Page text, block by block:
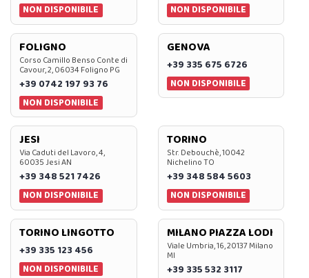
NON DISPONIBILE
NON DISPONIBILE
FOLIGNO
Corso Camillo Benso Conte di
Cavour, 2, 06034 Foligno PG
+39 0742 197 93 76
NON DISPONIBILE
GENOVA
+39 335 675 6726
NON DISPONIBILE
JESI
Via Caduti del Lavoro, 4,
60035 Jesi AN
+39 348 521 7426
NON DISPONIBILE
TORINO
Str. Debouchè, 10042
Nichelino TO
+39 348 584 5603
NON DISPONIBILE
TORINO LINGOTTO
+39 335 123 456
NON DISPONIBILE
MILANO PIAZZA LODI
Viale Umbria, 16, 20137 Milano
MI
+39 335 532 3117